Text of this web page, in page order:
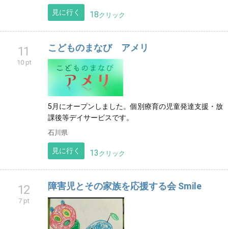
見に行く 18クリック
11
10 pt
こどものまなび アメリ
5月にオープンしました。個別療育の児童発達支援・放
課後等デイサービスです。
石川県
見に行く 13 クリック
12
7 pt
障害児とその家族を応援する会 Smile